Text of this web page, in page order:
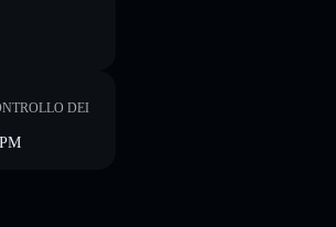
DEI